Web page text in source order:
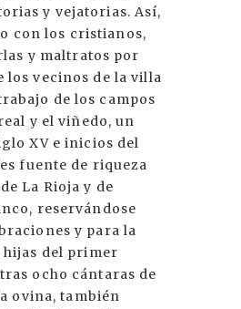
y vejatorias. Así,
con los cristianos,
y maltratos por
los vecinos de la villa
de los campos
y el viñedo, un
XV e inicios del
fuente de riqueza
La Rioja y de
reservándose
y para la
hijas del primer
ocho cántaras de
ovina, también